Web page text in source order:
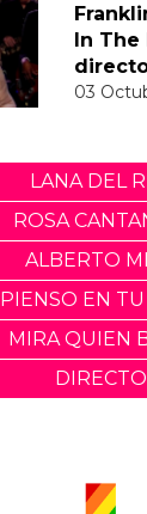
In The
03
LANA DEL
ROSA
ALBERTO
PIENSO EN
MIRA QUIEN
DIRECTO